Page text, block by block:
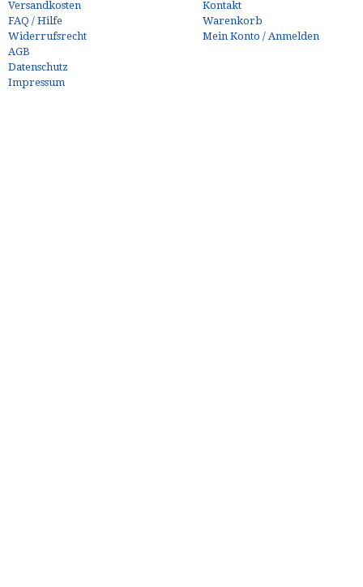
Versandkosten
FAQ / Hilfe
Widerrufsrecht
AGB
Datenschutz
Impressum
Kontakt
Warenkorb
Mein Konto / Anmelden